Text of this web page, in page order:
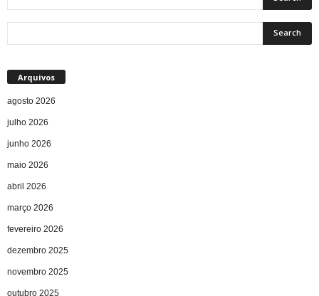
Arquivos
agosto 2026
julho 2026
junho 2026
maio 2026
abril 2026
março 2026
fevereiro 2026
dezembro 2025
novembro 2025
outubro 2025